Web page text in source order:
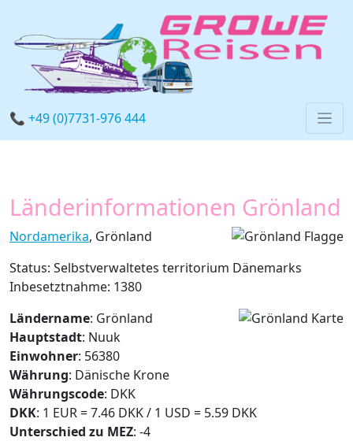
📞 +49 (0)7731-976 444
Länderinformationen Grönland
Nordamerika, Grönland
Status: Selbstverwaltetes territorium Dänemarks
Inbesetztnahme: 1380
Ländername: Grönland
Hauptstadt: Nuuk
Einwohner: 56380
Währung: Dänische Krone
Währungscode: DKK
DKK: 1 EUR = 7.46 DKK / 1 USD = 5.59 DKK
Unterschied zu MEZ: -4